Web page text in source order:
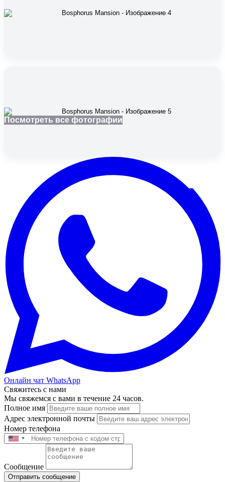
Посмотреть все фотографии
Онлайн чат WhatsApp
Свяжитесь с нами
Мы свяжемся с вами в течение 24 часов.
Полное имя
Адрес электронной почты
Номер телефона
Сообщение
Отправить сообщение